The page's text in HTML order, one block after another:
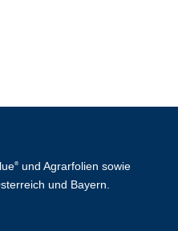
®
und Agrarfolien sowie
und Bayern.